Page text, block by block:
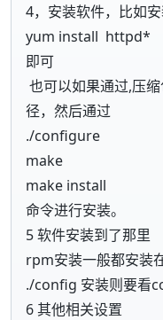
4，安装软件，比如
yum install httpd*
即可
也可以如果通过,压
径，然后通过
./configure
make
make install
命令进行安装。
5 软件安装到了那里
rpm安装一般都安装
./config 安装则要看
6 其他相关设置